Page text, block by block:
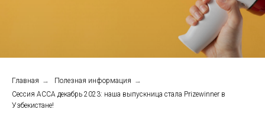
Главная → Полезная информация →
Сессия ACCA декабрь 2023: наша выпускница стала Prizewinner в
Узбекистане!